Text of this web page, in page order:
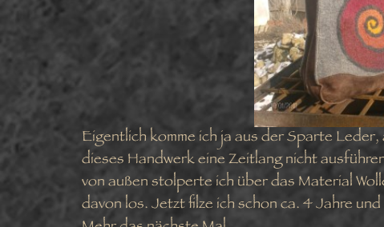
Eigentlich komme ich ja aus der Sparte
dieses Handwerk eine Zeitlang nicht
von außen stolperte ich über das Material
davon los. Jetzt filze ich schon ca. 4 Jahre